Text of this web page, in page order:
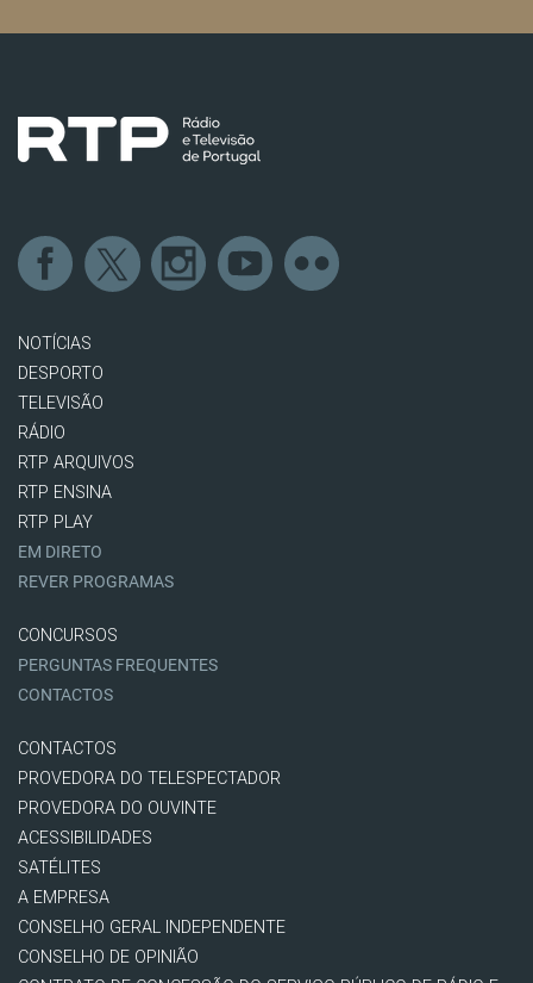
NOTÍCIAS
DESPORTO
TELEVISÃO
RÁDIO
RTP ARQUIVOS
RTP ENSINA
RTP PLAY
EM DIRETO
REVER PROGRAMAS
CONCURSOS
PERGUNTAS FREQUENTES
CONTACTOS
CONTACTOS
PROVEDORA DO TELESPECTADOR
PROVEDORA DO OUVINTE
ACESSIBILIDADES
SATÉLITES
A EMPRESA
CONSELHO GERAL INDEPENDENTE
CONSELHO DE OPINIÃO